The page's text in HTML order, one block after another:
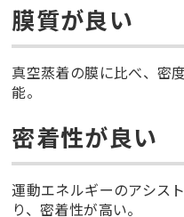
膜質が良い
真空蒸着の膜に比べ、密
能。
密着性が良い
運動エネルギーのアシス
り、密着性が高い。